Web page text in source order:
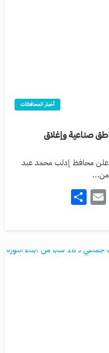
أخبار المحافظات
صناعية وإغلاق
أعلن محافظ إدلب محمد عبد
من…
Snapchat
Email